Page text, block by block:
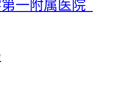
一附属医院